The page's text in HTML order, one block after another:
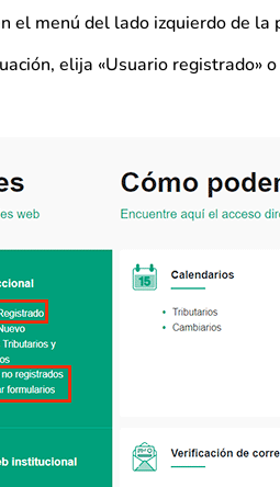
el menú del lado izquierdo de la
elija «Usuario registrado»